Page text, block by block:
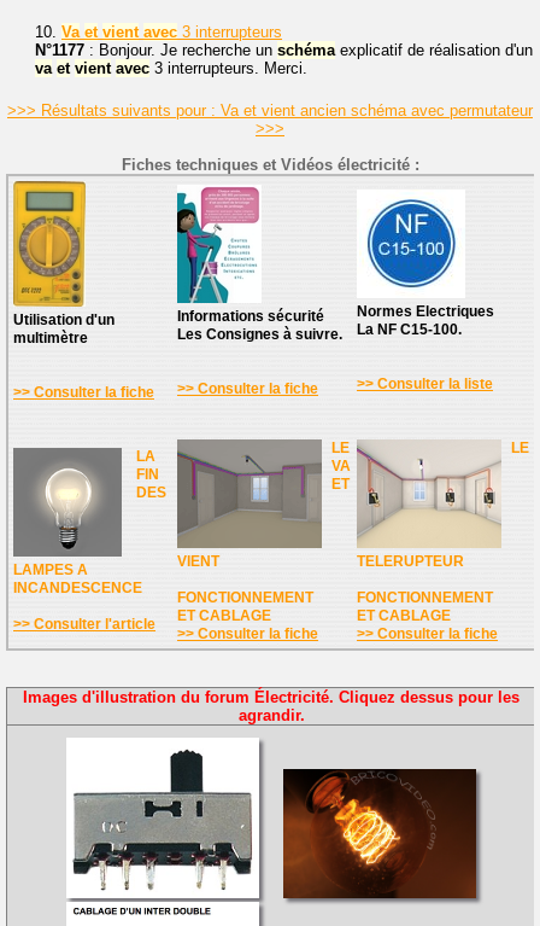
10. Va et vient avec 3 interrupteurs
N°1177 : Bonjour. Je recherche un schéma explicatif de réalisation d'un
va et vient avec 3 interrupteurs. Merci.
>>> Résultats suivants pour : Va et vient ancien schéma avec permutateur
>>>
Fiches techniques et Vidéos électricité :
Utilisation d'un
multimètre
>> Consulter la fiche
Informations sécurité
Les Consignes à suivre.
>> Consulter la fiche
Normes Electriques
La NF C15-100.
>> Consulter la liste
LA
FIN
DES
LAMPES A
INCANDESCENCE
>> Consulter l'article
LE
VA
ET
VIENT
FONCTIONNEMENT
ET CABLAGE
>> Consulter la fiche
LE
TELERUPTEUR
FONCTIONNEMENT
ET CABLAGE
>> Consulter la fiche
Images d'illustration du forum Électricité. Cliquez dessus pour les
agrandir.